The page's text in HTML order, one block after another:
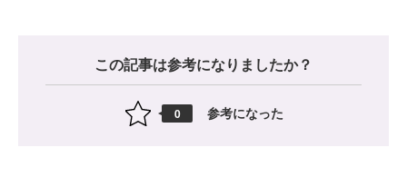
この記事は参考になりましたか？
0 参考になった